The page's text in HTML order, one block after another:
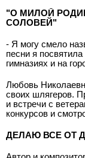
"О МИЛОЙ
СОЛОВЕЙ"
- Я могу смело
песни я
гимназиях и на
Любовь
своих шлягеров.
и встречи с
конкурсов и
ДЕЛАЮ ВСЕ ОТ